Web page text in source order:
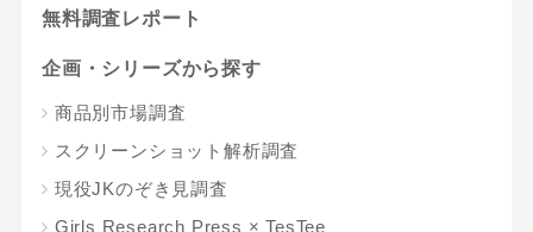
無料調査レポート
企画・シリーズから探す
商品別市場調査
スクリーンショット解析調査
現役JKのぞき見調査
Girls Research Press × TesTee